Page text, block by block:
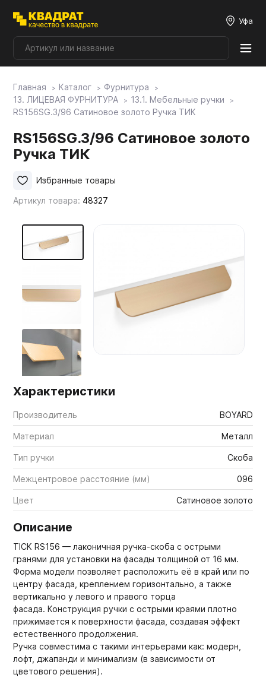
Уфа
Плитные материалы
Мой ЭГГЕР
Фасады
Мебельные образцы, каталоги
Главная Каталог
Фурнитура
13. ЛИЦЕВАЯ ФУРНИТУРА
13.1. Мебельные ручки
RS156SG.3/96 Сатиновое золото Ручка ТИК
RS156SG.3/96 Сатиновое золото
Ручка ТИК
Артикул товара: 48327
Избранные товары
Характеристики
Производитель BOYARD
Материал Металл
Тип ручки Скоба
Межцентровое расстояние (мм) 096
Цвет Сатиновое золото
Описание
TICK RS156 — лаконичная ручка-скоба с острыми
гранями для установки на фасады толщиной от 16 мм.
Форма модели позволяет расположить её в край или по
центру фасада, креплением горизонтально, а также
вертикально у левого и правого торца
фасада. Конструкция ручки с острыми краями плотно
прижимается к поверхности фасада, создавая эффект
естественного продолжения.
Ручка совместима с такими интерьерами как: модерн,
лофт, джапанди и минимализм (в зависимости от
цветового решения).